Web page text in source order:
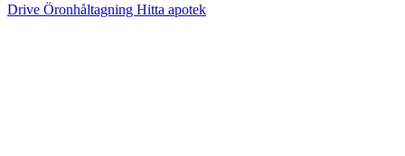
Drive Öronhåltagning Hitta apotek